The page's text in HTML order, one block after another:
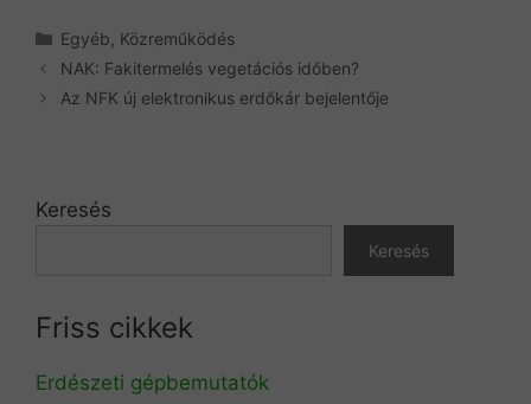
Kategória
Egyéb Közreműködés
NAK: Fakitermelés vegetációs időben?
Az NFK új elektronikus erdőkár bejelentője
Keresés
Keresés
Friss cikkek
Erdészeti gépbemutatók